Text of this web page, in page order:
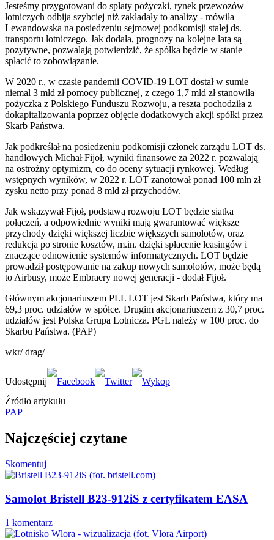
Jesteśmy przygotowani do spłaty pożyczki, rynek przewozów
lotniczych odbija szybciej niż zakładały to analizy - mówiła
Lewandowska na posiedzeniu sejmowej podkomisji stałej ds.
transportu lotniczego. Jak dodała, prognozy na kolejne lata są
pozytywne, pozwalają potwierdzić, że spółka będzie w stanie
spłacić to zobowiązanie.
W 2020 r., w czasie pandemii COVID-19 LOT dostał w sumie
niemal 3 mld zł pomocy publicznej, z czego 1,7 mld zł stanowiła
pożyczka z Polskiego Funduszu Rozwoju, a reszta pochodziła z
dokapitalizowania poprzez objęcie dodatkowych akcji spółki przez
Skarb Państwa.
Jak podkreślał na posiedzeniu podkomisji członek zarządu LOT ds.
handlowych Michał Fijoł, wyniki finansowe za 2022 r. pozwalają
na ostrożny optymizm, co do oceny sytuacji rynkowej. Według
wstępnych wyników, w 2022 r. LOT zanotował ponad 100 mln zł
zysku netto przy ponad 8 mld zł przychodów.
Jak wskazywał Fijoł, podstawą rozwoju LOT będzie siatka
połączeń, a odpowiednie wyniki mają gwarantować większe
przychody dzięki większej liczbie większych samolotów, oraz
redukcja po stronie kosztów, m.in. dzięki spłacenie leasingów i
znaczące odnowienie systemów informatycznych. LOT będzie
prowadził postępowanie na zakup nowych samolotów, może będą
to Airbusy, może Embraery nowej generacji - dodał Fijoł.
Głównym akcjonariuszem PLL LOT jest Skarb Państwa, który ma
69,3 proc. udziałów w spółce. Drugim akcjonariuszem z 30,7 proc.
udziałów jest Polska Grupa Lotnicza. PGL należy w 100 proc. do
Skarbu Państwa. (PAP)
wkr/ drag/
Źródło artykułu
PAP
Najczęściej czytane
Skomentuj
Samolot Bristell B23-912iS z certyfikatem EASA
1 komentarz